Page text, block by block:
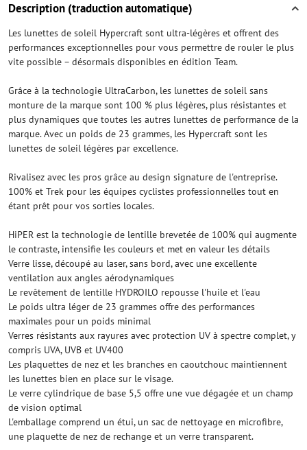
Description (traduction automatique)
Les lunettes de soleil Hypercraft sont ultra-légères et offrent des
performances exceptionnelles pour vous permettre de rouler le plus
vite possible – désormais disponibles en édition Team.
Grâce à la technologie UltraCarbon, les lunettes de soleil sans
monture de la marque sont 100 % plus légères, plus résistantes et
plus dynamiques que toutes les autres lunettes de performance de la
marque. Avec un poids de 23 grammes, les Hypercraft sont les
lunettes de soleil légères par excellence.
Rivalisez avec les pros grâce au design signature de l'entreprise.
100% et Trek pour les équipes cyclistes professionnelles tout en
étant prêt pour vos sorties locales.
HiPER est la technologie de lentille brevetée de 100% qui augmente
le contraste, intensifie les couleurs et met en valeur les détails
Verre lisse, découpé au laser, sans bord, avec une excellente
ventilation aux angles aérodynamiques
Le revêtement de lentille HYDROILO repousse l'huile et l'eau
Le poids ultra léger de 23 grammes offre des performances
maximales pour un poids minimal
Verres résistants aux rayures avec protection UV à spectre complet, y
compris UVA, UVB et UV400
Les plaquettes de nez et les branches en caoutchouc maintiennent
les lunettes bien en place sur le visage.
Le verre cylindrique de base 5,5 offre une vue dégagée et un champ
de vision optimal
L'emballage comprend un étui, un sac de nettoyage en microfibre,
une plaquette de nez de rechange et un verre transparent.